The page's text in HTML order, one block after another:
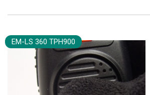
EM-LS 360 TPH900